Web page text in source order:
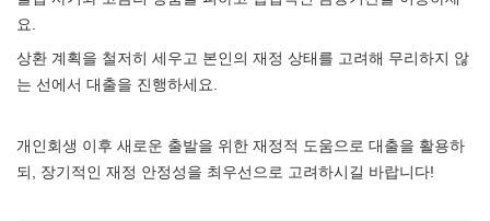
요.
상환 계획을 철저히 세우고 본인의 재정 상태를 고려해 무리하지 않
는 선에서 대출을 진행하세요.
개인회생 이후 새로운 출발을 위한 재정적 도움으로 대출을 활용하
되, 장기적인 재정 안정성을 최우선으로 고려하시길 바랍니다!